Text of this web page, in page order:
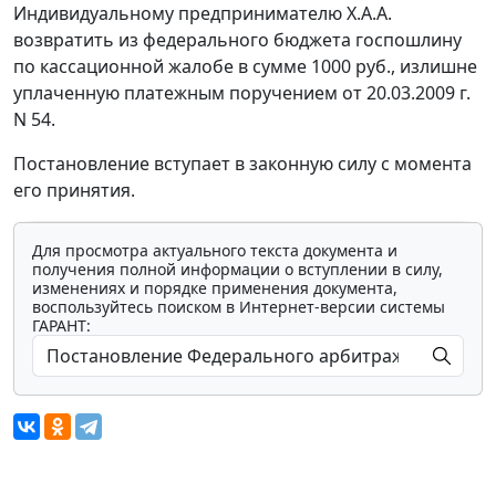
Индивидуальному предпринимателю Х.А.А.
возвратить из федерального бюджета госпошлину
по кассационной жалобе в сумме 1000 руб., излишне
уплаченную платежным поручением от 20.03.2009 г.
N 54.
Постановление вступает в законную силу с момента
его принятия.
Для просмотра актуального текста документа и
получения полной информации о вступлении в силу,
изменениях и порядке применения документа,
воспользуйтесь поиском в Интернет-версии системы
ГАРАНТ: